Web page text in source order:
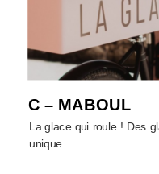
C – MABOUL
La glace qui roule ! Des
unique.